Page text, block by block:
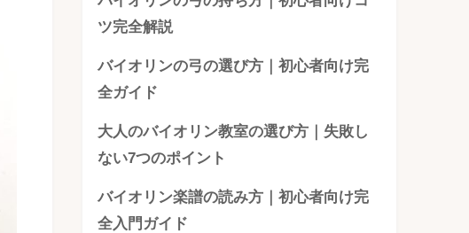
ツ完全解説
バイオリンの弓の選び方｜初心者向け完
全ガイド
大人のバイオリン教室の選び方｜失敗し
ない7つのポイント
バイオリン楽譜の読み方｜初心者向け完
全入門ガイド